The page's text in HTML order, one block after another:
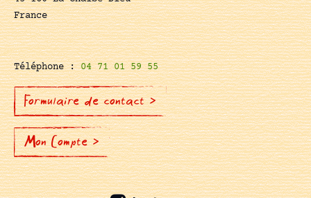
France
Téléphone :04 71 01 59 55
Formulaire de contact >
Mon Compte >